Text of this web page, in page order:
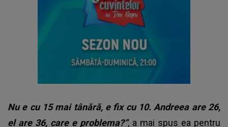
Nu e cu 15 mai tânără, e fix cu 10. Andreea are 26,
el are 36, care e problema?”, a mai spus ea pentru